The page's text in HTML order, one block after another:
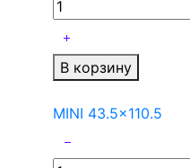
В корзину
MINI 43.5x110.5